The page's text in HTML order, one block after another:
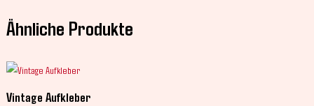
Ähnliche Produkte
Vintage Aufkleber